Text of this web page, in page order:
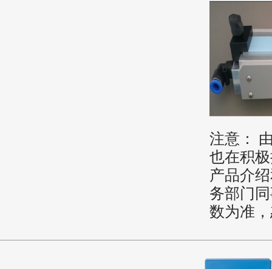
注意：
也在积
产品介
务部门
数为准